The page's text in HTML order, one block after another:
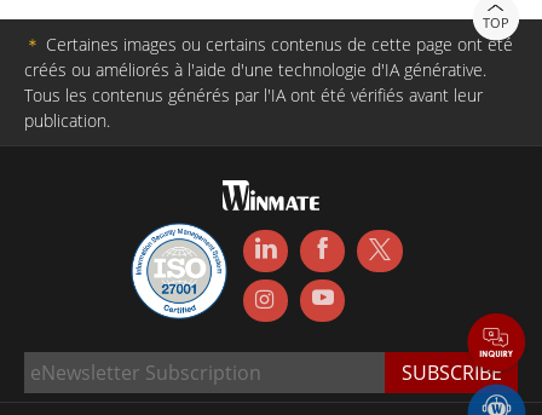
TOP
＊ Certaines images ou certains contenus de cette page ont été
créés ou améliorés à l'aide d'une technologie d'IA générative.
Tous les contenus générés par l'IA ont été vérifiés avant leur
publication.